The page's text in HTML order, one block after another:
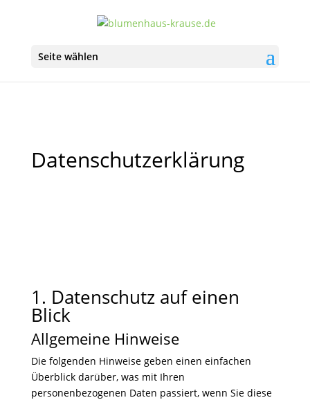
Seite wählen
Datenschutzerklärung
1. Datenschutz auf einen
Blick
Allgemeine Hinweise
Die folgenden Hinweise geben einen einfachen
Überblick darüber, was mit Ihren
personenbezogenen Daten passiert, wenn Sie diese